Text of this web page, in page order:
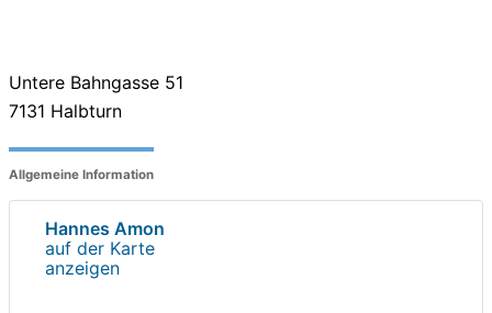
Untere Bahngasse 51
7131 Halbturn
Allgemeine Information
Hannes Amon
auf der Karte
anzeigen